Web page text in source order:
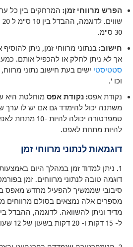
הפרש מרווחי זמן: המרחקים בין כל
30 ס"מ.
חישוב: בנתוני מרווחי זמן, ניתן
אך לא ניתן לחלק או להכפיל אותם.
סטטיסטי ישים בעת חישוב נתוני
וכו '.
נקודת אפס: נקודת אפס מוחלטת היא
משתנה יכול להימדד גם אם יש לו ערך
טמפרטורה יכולה
להיות מתחת לאפס.
דוגמאות לנתוני מרווחי זמן
סיבובי שממשיך להפעיל מחדש מאפס
מספרים אלה נמצאים בסולם מרווחים
ל- 15 דקות ו- 20 דקות בשעון של 12 שעות.